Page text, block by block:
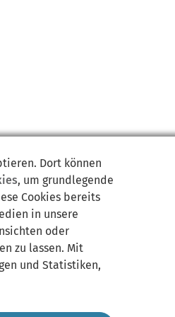
Dort können
, um grundlegende
Cookies bereits
in unsere
oder
zu lassen. Mit
und Statistiken,